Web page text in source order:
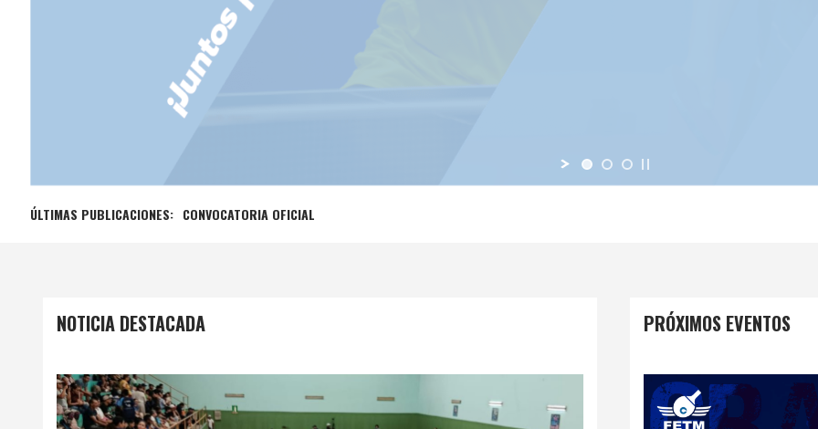
ÚLTIMAS PUBLICACIONES: CONVOCATORIA OFICIAL
NOTICIA DESTACADA PRÓXIMOS EVENTOS